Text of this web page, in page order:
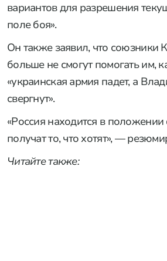
вариантов для разрешения
поле боя».
Он также заявил, что союзники
больше не смогут помогать им,
«украинская армия падет, а
свергнут».
«Россия находится в
получат то, что хотят», —
Читайте также: